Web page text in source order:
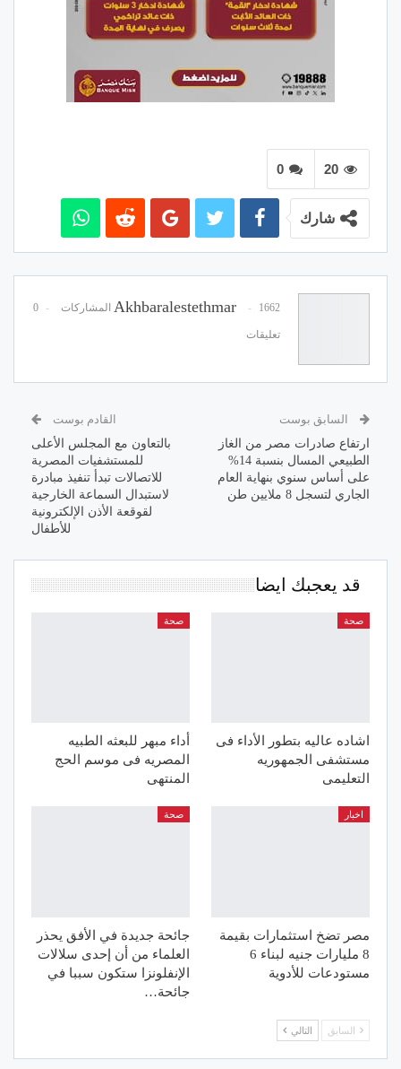
0 20
شارك
Akhbaralestethmar 1662 المشاركات 0
تعليقات
السابق بوست
ارتفاع صادرات مصر من الغاز
الطبيعي المسال بنسبة 14%
على أساس سنوي بنهاية العام
الجاري لتسجل 8 ملايين طن
القادم بوست
بالتعاون مع المجلس الأعلى
للمستشفيات المصرية
للاتصالات تبدأ تنفيذ مبادرة
لاستبدال السماعة الخارجية
لقوقعة الأذن الإلكترونية
للأطفال
قد يعجبك ايضا
صحة
اشاده عاليه بتطور الأداء فى
مستشفى الجمهوريه
التعليمى
صحة
أداء مبهر للبعثه الطبيه
المصريه فى موسم الحج
المنتهى
اخبار
مصر تضخ استثمارات بقيمة
8 مليارات جنيه لبناء 6
مستودعات للأدوية
صحة
جائحة جديدة في الأفق يحذر
العلماء من أن إحدى سلالات
الإنفلونزا ستكون سببا في
جائحة…
السابق التالي